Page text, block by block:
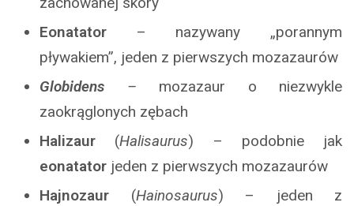
Eonatator – nazywany „porannym
pływakiem”, jeden z pierwszych mozazaurów
Globidens – mozazaur o niezwykle
zaokrąglonych zębach
Halizaur (Halisaurus) – podobnie jak
eonatator jeden z pierwszych mozazaurów
Hajnozaur (Hainosaurus) – jeden z